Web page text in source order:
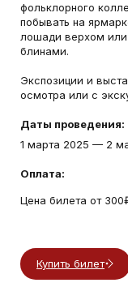
фольклорного
побывать на
лошади верхом или
блинами.
Экспозиции и
осмотра или с
Даты проведения:
1 марта 2025 — 2
Оплата:
Цена билета от
Купить билет